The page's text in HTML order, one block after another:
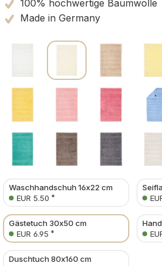
100% hochwertige Baumwolle
Made in Germany
Waschhandschuh 16x22 cm
EUR 5.50 *
Gästetuch 30x50 cm
EUR 6.95 *
Duschtuch 80x160 cm